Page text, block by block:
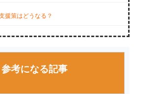
援策はどうなる？
参考になる記事